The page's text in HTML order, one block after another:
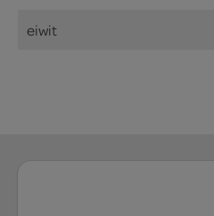
eiwit